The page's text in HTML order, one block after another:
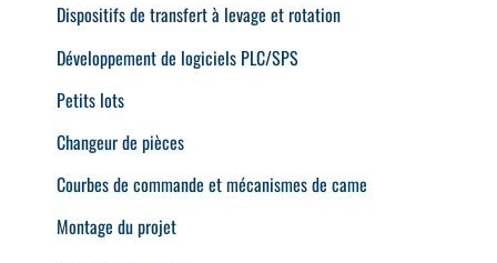
Dispositifs de transfert à levage et rotation
Développement de logiciels PLC/SPS
Petits lots
Changeur de pièces
Courbes de commande et mécanismes de came
Montage du projet